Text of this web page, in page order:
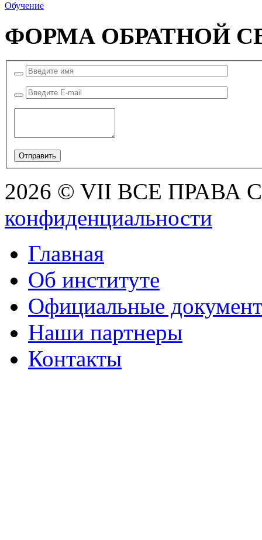
Обучение
ФОРМА ОБРАТНОЙ
2026 © VII ВСЕ ПРАВА
конфиденциальности
Главная
Об институте
Официальные
Наши партнеры
Контакты